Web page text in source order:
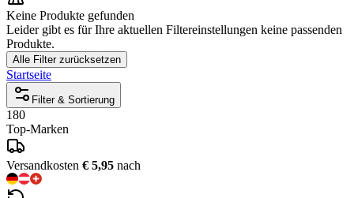
Keine Produkte gefunden
Leider gibt es für Ihre aktuellen Filtereinstellungen keine passenden
Produkte.
Alle Filter zurücksetzen
Startseite
Filter & Sortierung
180
Top-Marken
Versandkosten € 5,95 nach